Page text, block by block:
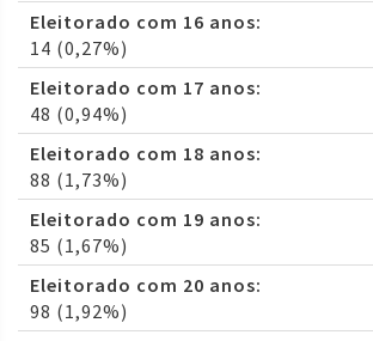
Eleitorado com 16 anos:
14 (0,27%)
Eleitorado com 17 anos:
48 (0,94%)
Eleitorado com 18 anos:
88 (1,73%)
Eleitorado com 19 anos:
85 (1,67%)
Eleitorado com 20 anos:
98 (1,92%)